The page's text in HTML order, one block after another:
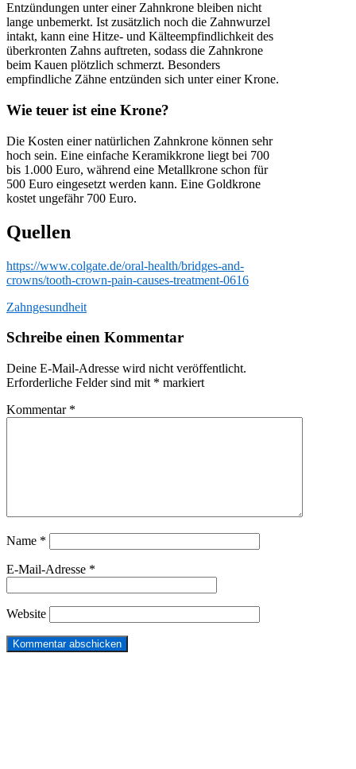
Entzündungen unter einer Zahnkrone bleiben nicht
lange unbemerkt. Ist zusätzlich noch die Zahnwurzel
intakt, kann eine Hitze- und Kälteempfindlichkeit des
überkronten Zahns auftreten, sodass die Zahnkrone
beim Kauen plötzlich schmerzt. Besonders
empfindliche Zähne entzünden sich unter einer Krone.
Wie teuer ist eine Krone?
Die Kosten einer natürlichen Zahnkrone können sehr
hoch sein. Eine einfache Keramikkrone liegt bei 700
bis 1.000 Euro, während eine Metallkrone schon für
500 Euro eingesetzt werden kann. Eine Goldkrone
kostet ungefähr 700 Euro.
Quellen
https://www.colgate.de/oral-health/bridges-and-
crowns/tooth-crown-pain-causes-treatment-0616
Zahngesundheit
Schreibe einen Kommentar
Deine E-Mail-Adresse wird nicht veröffentlicht.
Erforderliche Felder sind mit * markiert
Kommentar *
Name *
E-Mail-Adresse *
Website